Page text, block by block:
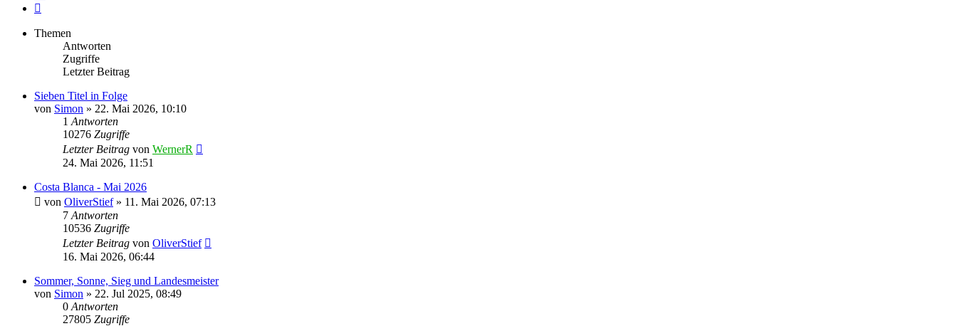
Themen
Antworten
Zugriffe
Letzter Beitrag
Sieben Titel in Folge
von Simon » 22. Mai 2026, 10:10
1 Antworten
10276 Zugriffe
Letzter Beitrag von WernerR
24. Mai 2026, 11:51
Costa Blanca - Mai 2026
von OliverStief» 11. Mai 2026, 07:13
7 Antworten
10536 Zugriffe
Letzter Beitrag von OliverStief
16. Mai 2026, 06:44
Sommer, Sonne, Sieg und Landesmeister
von Simon » 22. Jul 2025, 08:49
0 Antworten
27805 Zugriffe